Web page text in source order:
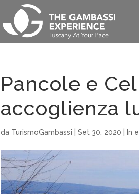
Pancole e
accoglienza
da TurismoGambassi |Set 30, 2020 In